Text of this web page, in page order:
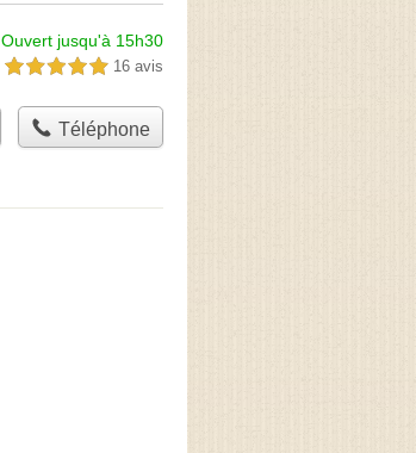
Ouvert jusqu'à 15h30
5,0 étoiles sur 5 16 avis
Téléphone